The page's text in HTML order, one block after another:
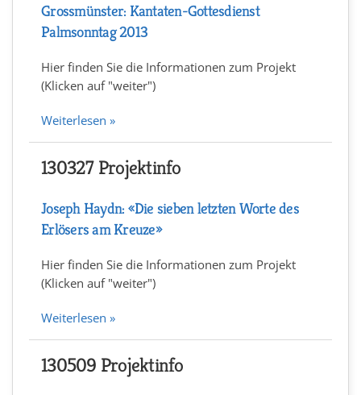
Grossmünster: Kantaten-Gottesdienst
Palmsonntag 2013
Hier finden Sie die Informationen zum Projekt
(Klicken auf "weiter")
Weiterlesen »
130327 Projektinfo
Joseph Haydn: «Die sieben letzten Worte des
Erlösers am Kreuze»
Hier finden Sie die Informationen zum Projekt
(Klicken auf "weiter")
Weiterlesen »
130509 Projektinfo